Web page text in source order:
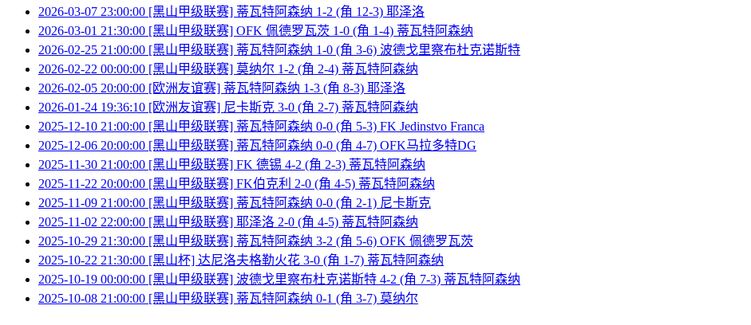
2026-03-07 23:00:00 [黑山甲级联赛] 蒂瓦特阿森纳 1-2 (角 12-3) 耶泽洛
2026-03-01 21:30:00 [黑山甲级联赛] OFK 佩德罗瓦茨 1-0 (角 1-4) 蒂瓦特阿森纳
2026-02-25 21:00:00 [黑山甲级联赛] 蒂瓦特阿森纳 1-0 (角 3-6) 波德戈里察布杜克诺斯特
2026-02-22 00:00:00 [黑山甲级联赛] 莫纳尔 1-2 (角 2-4) 蒂瓦特阿森纳
2026-02-05 20:00:00 [欧洲友谊赛] 蒂瓦特阿森纳 1-3 (角 8-3) 耶泽洛
2026-01-24 19:36:10 [欧洲友谊赛] 尼卡斯克 3-0 (角 2-7) 蒂瓦特阿森纳
2025-12-10 21:00:00 [黑山甲级联赛] 蒂瓦特阿森纳 0-0 (角 5-3) FK Jedinstvo Franca
2025-12-06 20:00:00 [黑山甲级联赛] 蒂瓦特阿森纳 0-0 (角 4-7) OFK马拉多特DG
2025-11-30 21:00:00 [黑山甲级联赛] FK 德锡 4-2 (角 2-3) 蒂瓦特阿森纳
2025-11-22 20:00:00 [黑山甲级联赛] FK伯克利 2-0 (角 4-5) 蒂瓦特阿森纳
2025-11-09 21:00:00 [黑山甲级联赛] 蒂瓦特阿森纳 0-0 (角 2-1) 尼卡斯克
2025-11-02 22:00:00 [黑山甲级联赛] 耶泽洛 2-0 (角 4-5) 蒂瓦特阿森纳
2025-10-29 21:30:00 [黑山甲级联赛] 蒂瓦特阿森纳 3-2 (角 5-6) OFK 佩德罗瓦茨
2025-10-22 21:30:00 [黑山杯] 达尼洛夫格勒火花 3-0 (角 1-7) 蒂瓦特阿森纳
2025-10-19 00:00:00 [黑山甲级联赛] 波德戈里察布杜克诺斯特 4-2 (角 7-3) 蒂瓦特阿森纳
2025-10-08 21:00:00 [黑山甲级联赛] 蒂瓦特阿森纳 0-1 (角 3-7) 莫纳尔